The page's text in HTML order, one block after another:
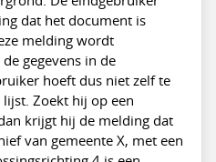
dat het document is
melding wordt
gegevens in de
hoeft dus niet zelf te
Zoekt hij op een
krijgt hij de melding dat
van gemeente X, met een